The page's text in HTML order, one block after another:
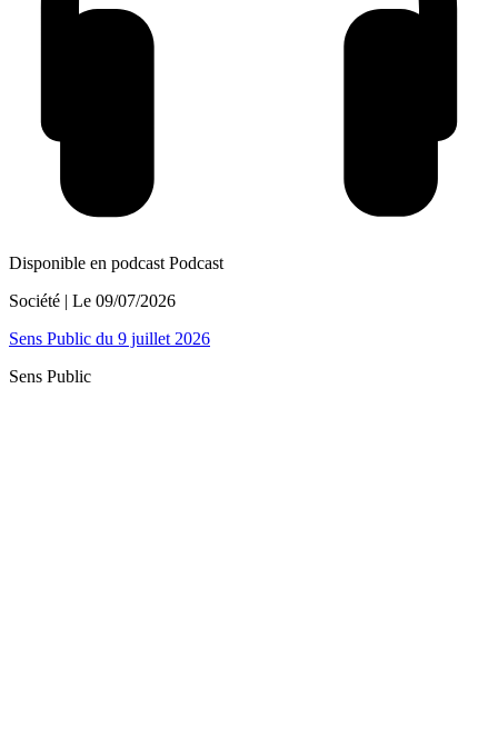
Disponible en podcast Podcast
Société | Le 09/07/2026
Sens Public du 9 juillet 2026
Sens Public